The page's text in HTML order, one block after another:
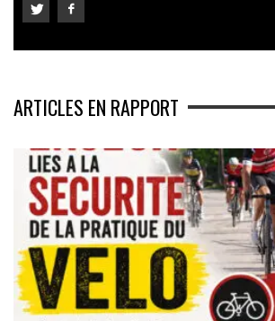
ARTICLES EN RAPPORT